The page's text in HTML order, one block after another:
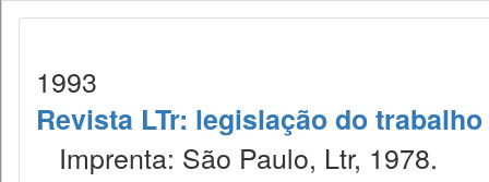
1993
Revista LTr: legislação do trabalho
Imprenta: São Paulo, Ltr, 1978.